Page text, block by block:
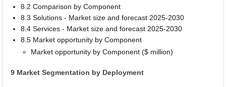
8.2 Comparison by Component
8.3 Solutions - Market size and forecast 2025-2030
8.4 Services - Market size and forecast 2025-2030
8.5 Market opportunity by Component
Market opportunity by Component ($ million)
9 Market Segmentation by Deployment